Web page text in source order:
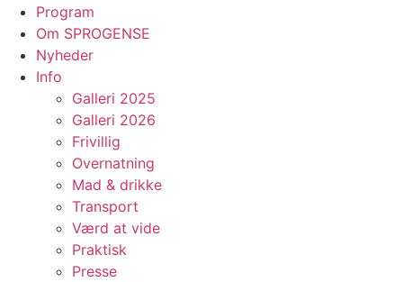
Program
Om SPROGENSE
Nyheder
Info
Galleri 2025
Galleri 2026
Frivillig
Overnatning
Mad & drikke
Transport
Værd at vide
Praktisk
Presse